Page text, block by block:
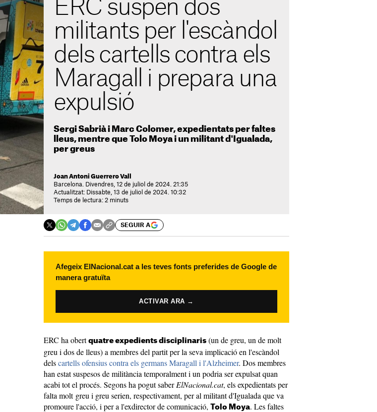
ERC suspèn dos
militants per l'escàndol
dels cartells contra els
Maragall i prepara una
expulsió
Sergi Sabrià i Marc Colomer, expedientats per faltes
lleus, mentre que Tolo Moya i un militant d'Igualada,
per greus
Joan Antoni Guerrero Vall
Barcelona. Divendres, 12 de juliol de 2024. 21:35
Actualitzat: Dissabte, 13 de juliol de 2024. 10:32
Temps de lectura: 2 minuts
SEGUIR A
Afegeix ElNacional.cat a les teves fonts preferides de Google de
manera gratuïta
ACTIVAR ARA →
ERC ha obert quatre expedients disciplinaris (un de greu, un de molt
greu i dos de lleus) a membres del partit per la seva implicació en l'escàndol
delscartells ofensius contra els germans Maragall i l'Alzheimer. Dos membres
han estat suspesos de militància temporalment i un podria ser expulsat quan
acabi tot el procés. Segons ha pogut saberElNacional.cat, els expedientats per
falta molt greu i greu serien, respectivament, per al militant d'Igualada que va
promoure l'acció, i per a l'exdirector de comunicació,
Tolo Moya. Les faltes